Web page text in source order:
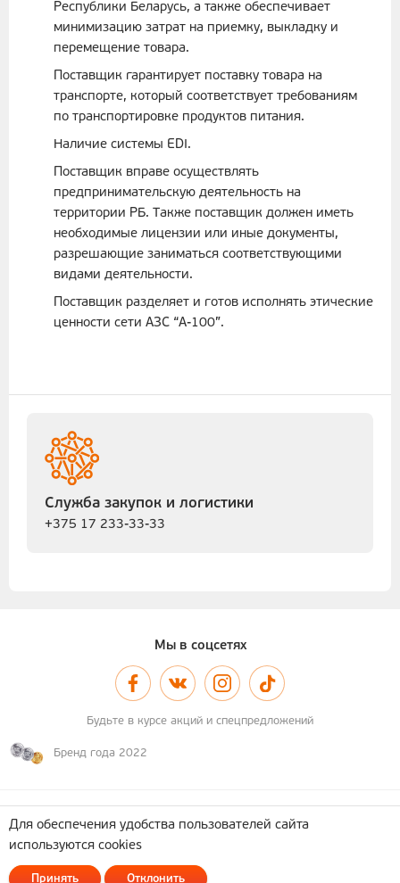
Республики Беларусь, а также обеспечивает
минимизацию затрат на приемку, выкладку и
перемещение товара.
Поставщик гарантирует поставку товара на
транспорте, который соответствует требованиям
по транспортировке продуктов питания.
Наличие системы EDI.
Поставщик вправе осуществлять
предпринимательскую деятельность на
территории РБ. Также поставщик должен иметь
необходимые лицензии или иные документы,
разрешающие заниматься соответствующими
видами деятельности.
Поставщик разделяет и готов исполнять этические
ценности сети АЗС “А-100”.
Служба закупок и логистики
+375 17 233-33-33
Для обеспечения удобства пользователей сайта
используются cookies
Принять Отклонить
Мы в соцсетях
Будьте в курсе акций и спецпредложений
Бренд года 2022
Политика обработки персональных данных
ОДО "Астотрейдинг". УНП 690362737